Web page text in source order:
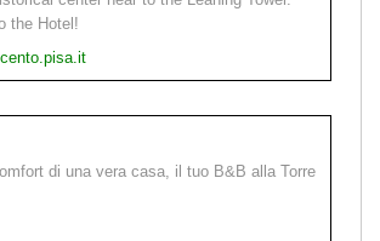
the Hotel!
di una vera casa, il tuo B&B alla Torre